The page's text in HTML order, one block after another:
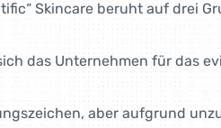
Skincare beruht auf drei
das Unternehmen für das
aber aufgrund